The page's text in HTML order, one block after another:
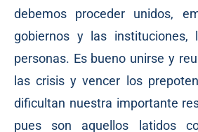
debemos proceder unidos,
gobiernos y las
personas. Es bueno unirse y
las crisis y vencer los
dificultan nuestra importante
pues son aquellos latidos